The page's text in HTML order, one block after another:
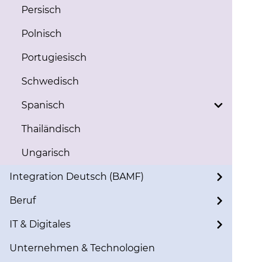
Persisch
Polnisch
Portugiesisch
Schwedisch
Spanisch
Thailändisch
Ungarisch
Integration Deutsch (BAMF)
Beruf
IT & Digitales
Unternehmen & Technologien